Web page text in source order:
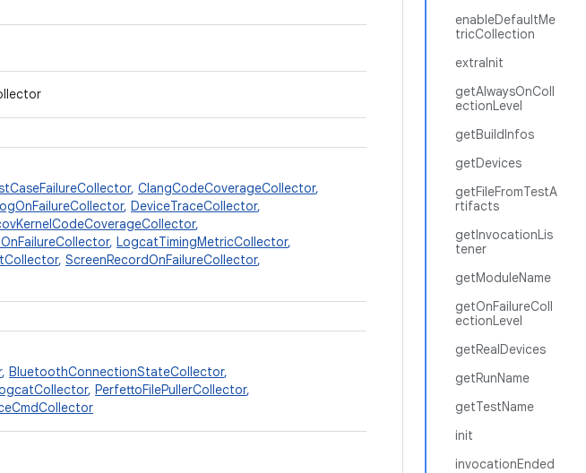
enableDefaultMe
tricCollection
extraInit
getAlwaysOnColl
ectionLevel
getBuildInfos
getDevices
getFileFromTestA
rtifacts
getInvocationLis
tener
getModuleName
getOnFailureColl
ectionLevel
getRealDevices
getRunName
getTestName
init
invocationEnded
, ClangCodeCoverageCollector,
, DeviceTraceCollector,
,
, LogcatTimingMetricCollector,
, ScreenRecordOnFailureCollector,
, BluetoothConnectionStateCollector,
, PerfettoFilePullerCollector,